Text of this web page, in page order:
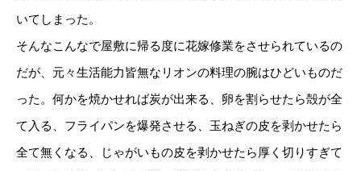
いてしまった。
そんなこんなで屋敷に帰る度に花嫁修業をさせられているの
だが、元々生活能力皆無なリオンの料理の腕はひどいものだ
った。何かを焼かせれば炭が出来る、卵を割らせたら殻が全
て入る、フライパンを爆発させる、玉ねぎの皮を剥かせたら
全て無くなる、じゃがいもの皮を剥かせたら厚く切りすぎて